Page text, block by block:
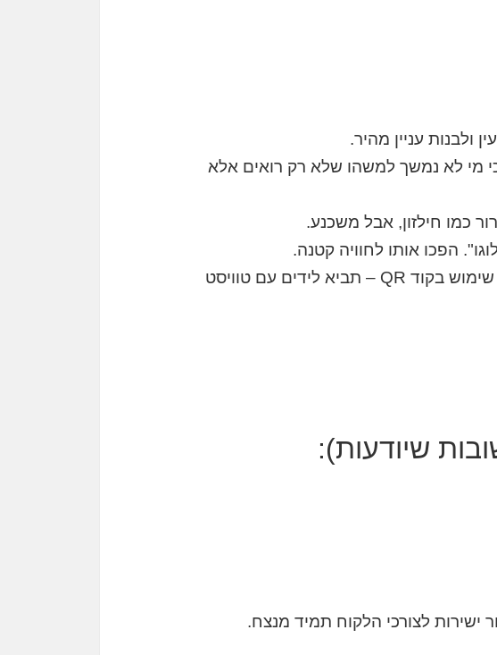
ולבנות עניין מהיר.
מי לא נמשך למשהו שלא רק רואים אלא
כמו חילזון, אבל משכנע.
הפכו אותו לחוויה קטנה.
טכנולוגיה שעושה את ההבדל: בין אם זה מסכי טאץ', הדפסות מיידיות, או שימוש בקוד QR – תביא לידים עם טוויסט
שיודעות):
לצורכי הלקוח תמיד מנצח.